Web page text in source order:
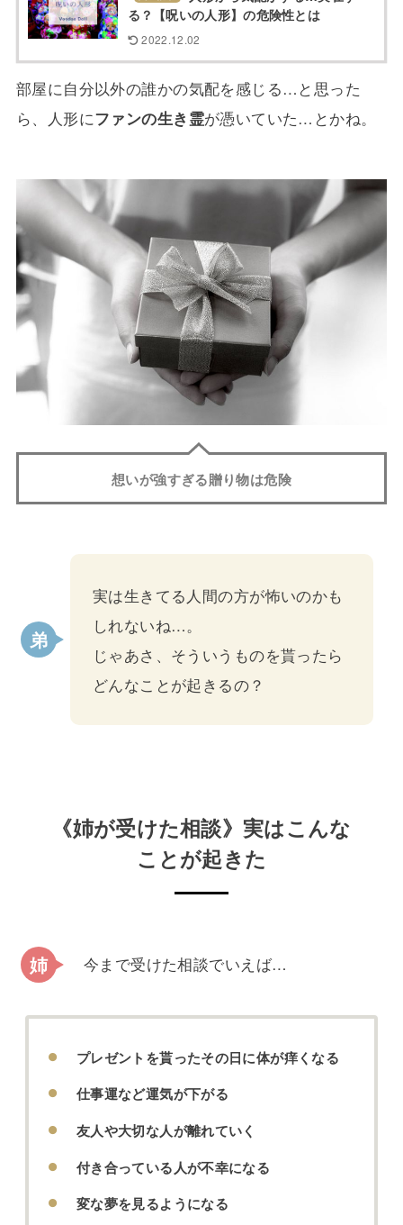
る？【呪いの人形】の危険性とは
2022.12.02
部屋に自分以外の誰かの気配を感じる…と思った
ら、人形にファンの生き霊が憑いていた…とかね。
想いが強すぎる贈り物は危険
実は生きてる人間の方が怖いのかも
しれないね…。
じゃあさ、そういうものを貰ったら
どんなことが起きるの？
《姉が受けた相談》実はこんな
ことが起きた
今まで受けた相談でいえば…
プレゼントを貰ったその日に体が痒くなる
仕事運など運気が下がる
友人や大切な人が離れていく
付き合っている人が不幸になる
変な夢を見るようになる